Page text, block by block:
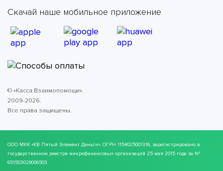
Скачай наше мобильное приложение
© «Касса Взаимопомощи».
2009-2026.
Все права защищены.
ООО МКК «КВ Пятый Элемент Деньги», ОГРН 1154025001316, зарегистрировано в
государственном реестре микрофинансовых организаций 25 мая 2015 года за №
651503029006503.